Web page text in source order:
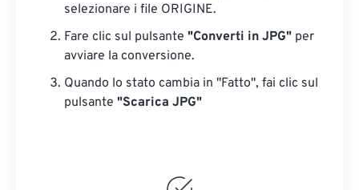
selezionare i file ORIGINE.
Fare clic sul pulsante "Converti in JPG" per
avviare la conversione.
Quando lo stato cambia in "Fatto", fai clic sul
pulsante "Scarica JPG"